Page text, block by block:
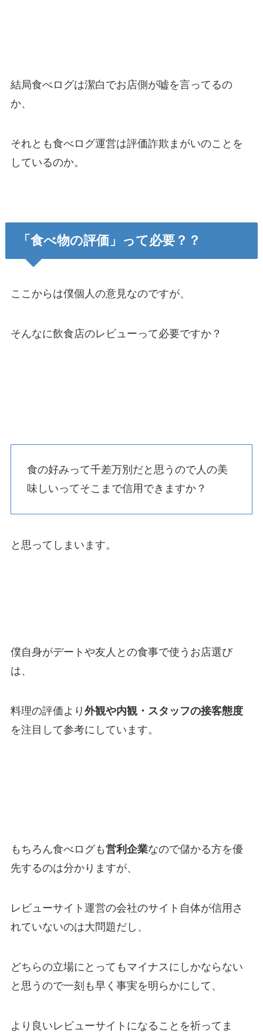
結局食べログは潔白でお店側が嘘を言ってるの
か、
それとも食べログ運営は評価詐欺まがいのことを
しているのか。
「食べ物の評価」って必要？？
ここからは僕個人の意見なのですが、
そんなに飲食店のレビューって必要ですか？
食の好みって千差万別 だと思うので人の美
味しいってそこまで信用できますか？
と思ってしまいます。
僕自身がデートや友人との食事で使うお店選び
は、
料理の評価より 外観や内観・スタッフの接客態度
を注目して参考にしています。
もちろん食べログも営利企業なので儲かる方を優
先するのは分かりますが、
レビューサイト運営の会社のサイト自体が信用さ
れていないのは大問題だし、
どちらの立場にとってもマイナスにしかならない
と思うので一刻も早く事実を明らかにして、
より良いレビューサイトになることを祈ってま